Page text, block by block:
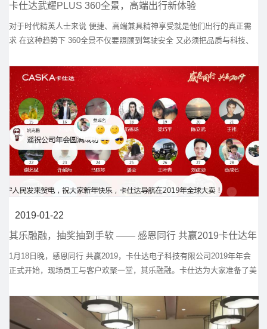
卡仕达武耀PLUS 360全景，高端出行新体验
对于时代精英人士来说 便捷、高端兼具精神享受就是他们出行的真正需
求 在这种趋势下 360全景不仅要照顾到驾驶安全 又必须把品质与科技、
2019-01-22
其乐融融，抽奖抽到手软 —— 感恩同行 共赢2019卡仕达年
会收获满满
1月18日晚，感恩同行 共赢2019，卡仕达电子科技有限公司2019年年会
正式开始，现场员工与客户欢聚一堂，其乐融融。卡仕达为大家准备了美
达50轮的现金大奖抽奖，现场激情高涨，热情欢呼，奖品多多，现金多
多，抽奖抽到手软。